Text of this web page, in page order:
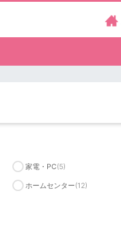
家電・PC(5)
ホームセンター(12)